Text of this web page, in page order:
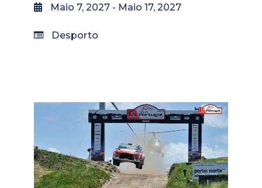
Maio 7, 2027 - Maio 17, 2027
Desporto